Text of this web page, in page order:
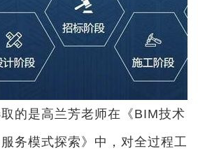
是高兰芳老师在《BIM技术
务模式探索》中，对全过程工